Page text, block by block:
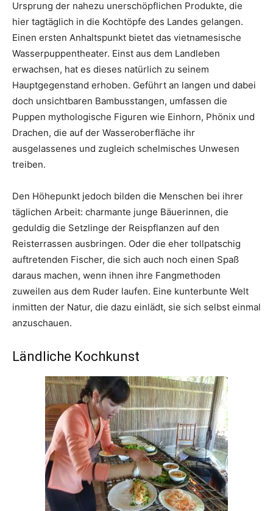
Ursprung der nahezu unerschöpflichen Produkte, die
hier tagtäglich in die Kochtöpfe des Landes gelangen.
Einen ersten Anhaltspunkt bietet das vietnamesische
Wasserpuppentheater. Einst aus dem Landleben
erwachsen, hat es dieses natürlich zu seinem
Hauptgegenstand erhoben. Geführt an langen und dabei
doch unsichtbaren Bambusstangen, umfassen die
Puppen mythologische Figuren wie Einhorn, Phönix und
Drachen, die auf der Wasseroberfläche ihr
ausgelassenes und zugleich schelmisches Unwesen
treiben.
Den Höhepunkt jedoch bilden die Menschen bei ihrer
täglichen Arbeit: charmante junge Bäuerinnen, die
geduldig die Setzlinge der Reispflanzen auf den
Reisterrassen ausbringen. Oder die eher tollpatschig
auftretenden Fischer, die sich auch noch einen Spaß
daraus machen, wenn ihnen ihre Fangmethoden
zuweilen aus dem Ruder laufen. Eine kunterbunte Welt
inmitten der Natur, die dazu einlädt, sie sich selbst einmal
anzuschauen.
Ländliche Kochkunst